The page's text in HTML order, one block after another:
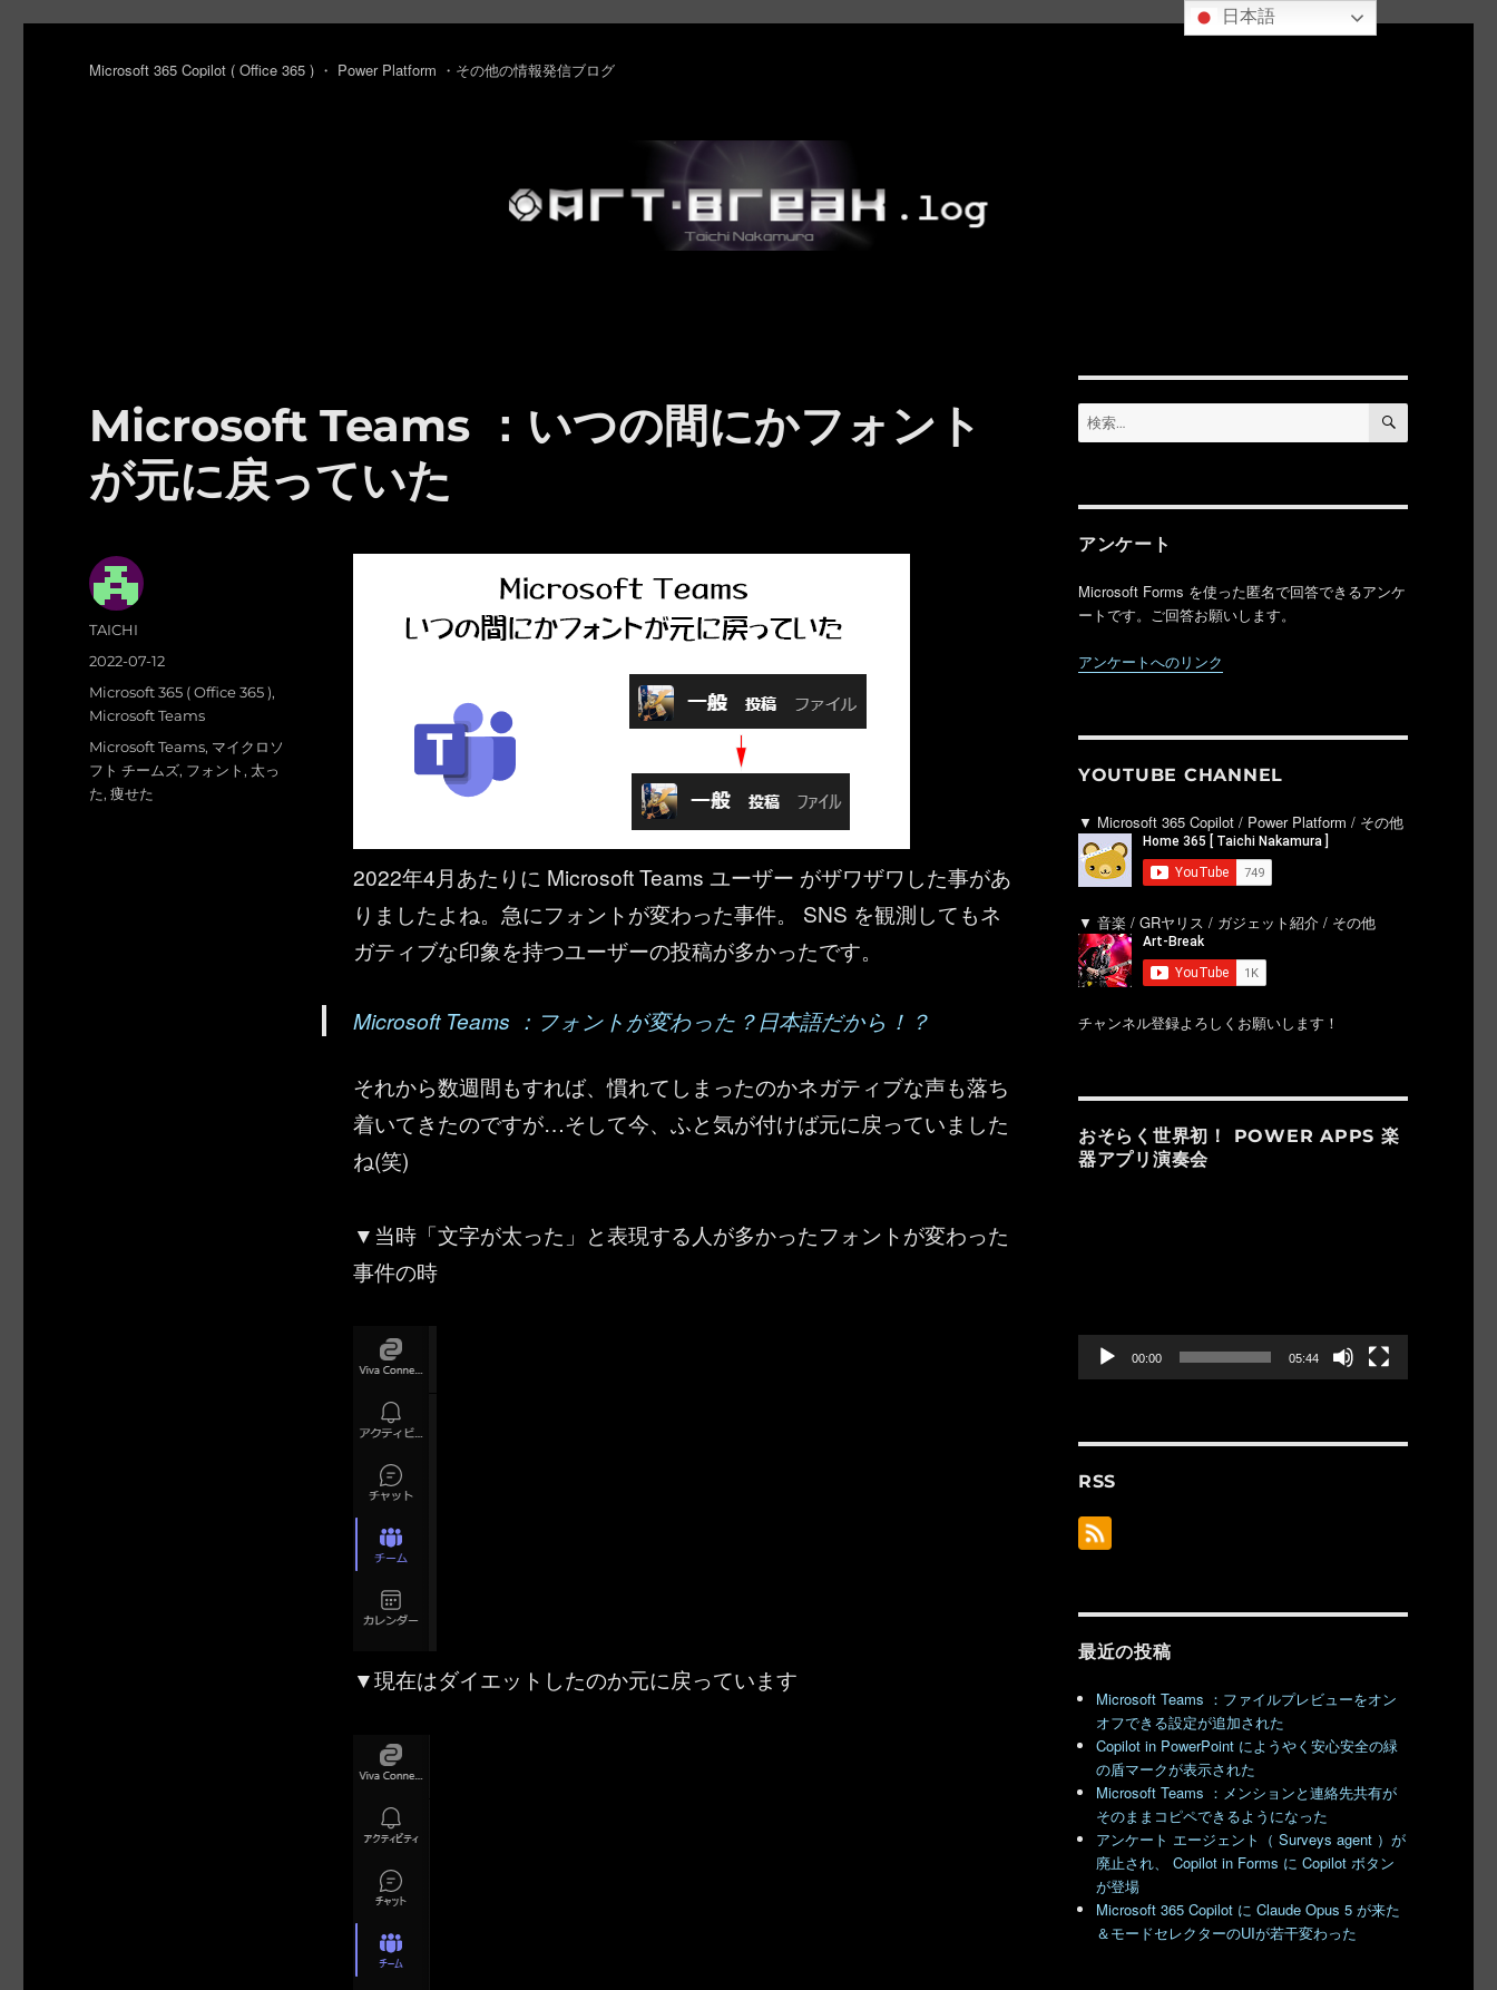
Microsoft 365 Copilot ( Office 365 ) ・ Power Platform ・その他の情報発信ブログ
Microsoft Teams ：いつの間にかフォント
が元に戻っていた
2022年4月あたりに Microsoft Teams ユーザー がザワザワした事があ
りましたよね。急にフォントが変わった事件。 SNS を観測してもネ
ガティブな印象を持つユーザーの投稿が多かったです。
Microsoft Teams ：フォントが変わった？日本語だから！？
それから数週間もすれば、慣れてしまったのかネガティブな声も落ち
着いてきたのですが…そして今、ふと気が付けば元に戻っていました
ね(笑)
▼当時「文字が太った」と表現する人が多かったフォントが変わった
事件の時
▼現在はダイエットしたのか元に戻っています
投
稿
TAICHI
投
日:
2022-07-12
カ
テ
ー
Microsoft 365 ( Office 365 ),
Microsoft Teams
タ
グ
Microsoft Teams, マイクロソ
フト チームズ, フォント , 太っ
た,痩せた
検
索:
検
アンケート
Microsoft Forms を使った匿名で回答できるアンケ
ートです。ご回答お願いします。
アンケートへのリンク
YOUTUBE CHANNEL
▼ Microsoft 365 Copilot / Power Platform / その他
▼ 音楽 / GRヤリス / ガジェット紹介 / その他
チャンネル登録よろしくお願いします！
おそらく世界初！ POWER APPS 楽
器アプリ演奏会
00:00 05:44
RSS
最近の投稿
Microsoft Teams ：ファイルプレビューをオン
オフできる設定が追加された
Copilot in PowerPoint にようやく安心安全の緑
の盾マークが表示された
Microsoft Teams ：メンションと連絡先共有が
そのままコピペできるようになった
アンケート エージェント（ Surveys agent ）が
廃止され、 Copilot in Forms に Copilot ボタン
が登場
Microsoft 365 Copilot に Claude Opus 5 が来た
＆モードセレクターのUIが若干変わった
日本語